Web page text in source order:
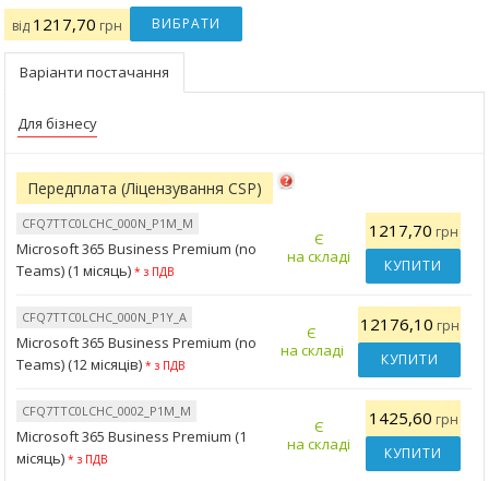
від 1217,70 грн ВИБРАТИ
Варіанти постачання
Для бізнесу
Передплата (Ліцензування CSP)
CFQ7TTC0LCHC_000N_P1M_M
Microsoft 365 Business Premium (no
Teams) (1 місяць)* з ПДВ
Є
на складі
1217,70 грн
КУПИТИ
CFQ7TTC0LCHC_000N_P1Y_A
Microsoft 365 Business Premium (no
Teams) (12 місяців)* з ПДВ
Є
на складі
12176,10 грн
КУПИТИ
CFQ7TTC0LCHC_0002_P1M_M
Microsoft 365 Business Premium (1
місяць)* з ПДВ
Є
на складі
1425,60 грн
КУПИТИ